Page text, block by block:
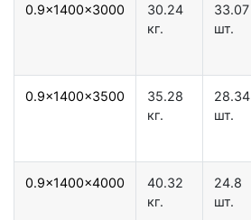
0.9x1400x3000
30.24
кг.
33.07
шт.
0.9x1400x3500
35.28
кг.
28.34
шт.
0.9x1400x4000
40.32
кг.
24.8
шт.